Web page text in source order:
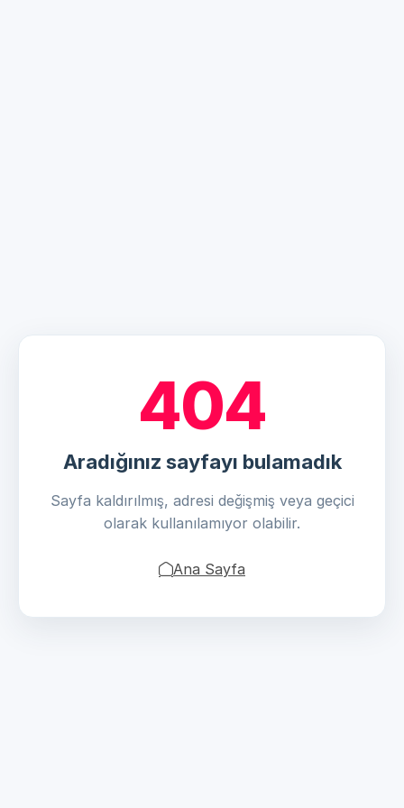
404
Aradığınız sayfayı bulamadık
Sayfa kaldırılmış, adresi değişmiş veya geçici
olarak kullanılamıyor olabilir.
Ana Sayfa